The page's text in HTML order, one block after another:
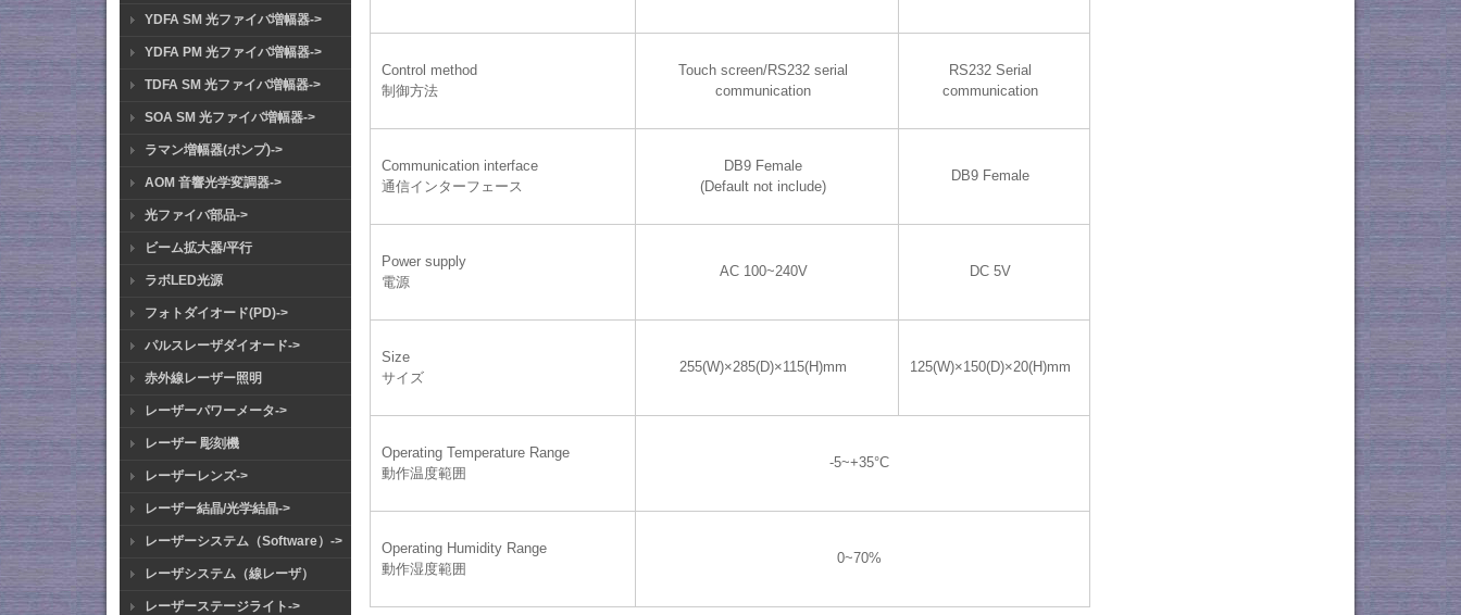
YDFA SM 光ファイバ増幅器->
YDFA PM 光ファイバ増幅器->
TDFA SM 光ファイバ増幅器->
SOA SM 光ファイバ増幅器->
ラマン増幅器(ポンプ)->
AOM 音響光学変調器->
光ファイバ部品->
ビーム拡大器/平行
ラボLED光源
フォトダイオード(PD)->
パルスレーザダイオード->
赤外線レーザー照明
レーザーパワーメータ->
レーザー 彫刻機
レーザーレンズ->
レーザー結晶/光学結晶->
レーザーシステム（Software）->
レーザシステム（線レーザ）
レーザーステージライト->
Control method
制御方法
Touch screen/RS232 serial
communication
RS232 Serial
communication
Communication interface
通信インターフェース
DB9 Female
(Default not include)
DB9 Female
Power supply
電源
AC 100~240V DC 5V
Size
サイズ
255(W)×285(D)×115(H)mm 125(W)×150(D)×20(H)mm
Operating Temperature Range
動作温度範囲
-5~+35°C
Operating Humidity Range
動作湿度範囲
0~70%